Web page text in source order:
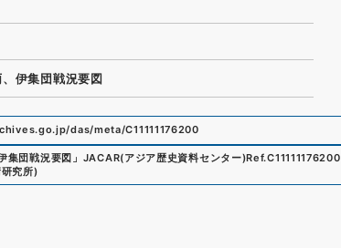
伊集団戦況要図
das/meta/C11111176200
集団戦況要図 」 JACAR(アジア歴史資料センター)Ref.C11111176200
究所)